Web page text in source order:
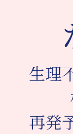
生理
再発